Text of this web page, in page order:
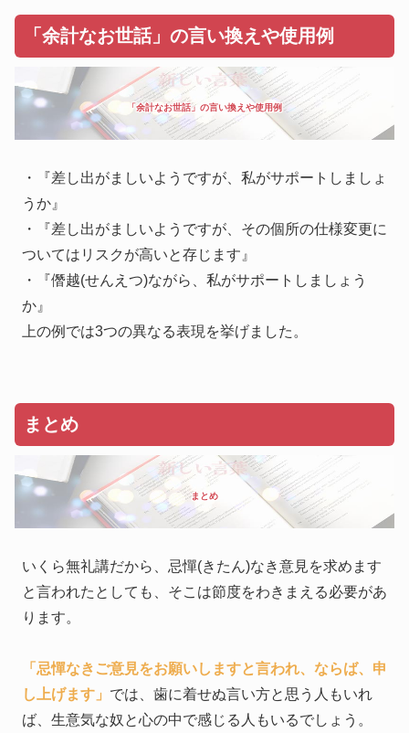
「余計なお世話」の言い換えや使用例
「余計なお世話」の言い換えや使用例
・『差し出がましいようですが、私がサポートしましょ
うか』
・『差し出がましいようですが、その個所の仕様変更に
ついてはリスクが高いと存じます』
・『僭越(せんえつ)ながら、私がサポートしましょう
か』
上の例では3つの異なる表現を挙げました。
まとめ
まとめ
いくら無礼講だから、忌憚(きたん)なき意見を求めます
と言われたとしても、そこは節度をわきまえる必要があ
ります。
「忌憚なきご意見をお願いしますと言われ、ならば、申
し上げます」 では、歯に着せぬ言い方と思う人もいれ
ば、生意気な奴と心の中で感じる人もいるでしょう。